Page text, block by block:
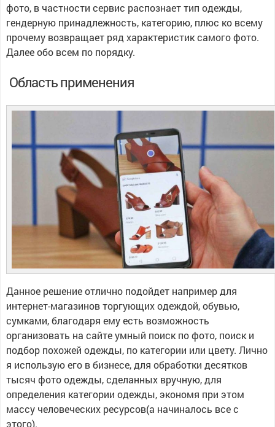
фото, в частности сервис распознает тип одежды,
гендерную принадлежность, категорию, плюс ко всему
прочему возвращает ряд характеристик самого фото.
Далее обо всем по порядку.
Область применения
Данное решение отлично подойдет например для
интернет-магазинов торгующих одеждой, обувью,
сумками, благодаря ему есть возможность
организовать на сайте умный поиск по фото, поиск и
подбор похожей одежды, по категории или цвету. Лично
я использую его в бизнесе, для обработки десятков
тысяч фото одежды, сделанных вручную, для
определения категории одежды, экономя при этом
массу человеческих ресурсов(а начиналось все с
этого).